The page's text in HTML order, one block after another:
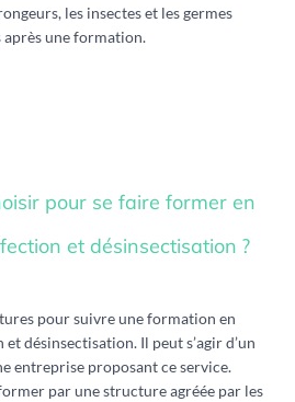
les insectes et les germes
une formation.
pour se faire former en
et désinsectisation ?
pour suivre une formation en
désinsectisation. Il peut s’agir d’un
entreprise proposant ce service.
former par une structure agréée par les